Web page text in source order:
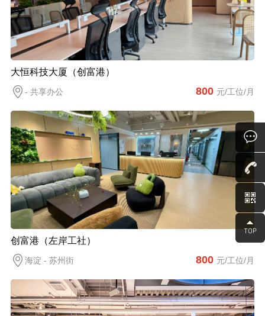
大恒科技大厦（创富港）
- 共享办公 800 元/工位/月
创富港（左岸工社）
海淀 - 苏州街 800 元/工位/月